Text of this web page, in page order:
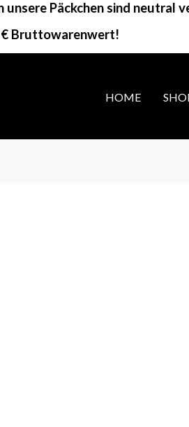
Päckchen sind neutral
€ Bruttowarenwert!
HOME